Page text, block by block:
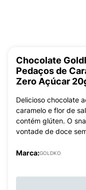
Chocolate
Pedaços de
Zero Açúcar
Delicioso chocolate
caramelo e flor de
contém glúten. O
vontade de doce
Marca:GOLDKO